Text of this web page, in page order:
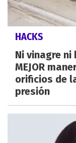
HACKS
Ni vinagre
MEJOR
orificios de
presión